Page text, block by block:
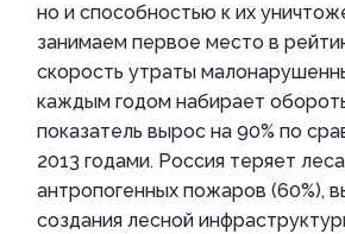
но и способностью к их
занимаем первое место в
скорость утраты
каждым годом набирает
показатель вырос на 90% по
2013 годами. Россия теряет
антропогенных пожаров (60%),
создания лесной